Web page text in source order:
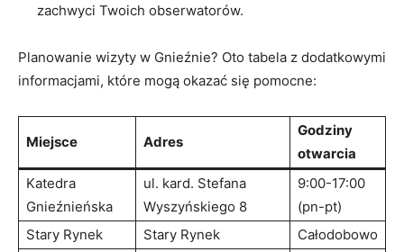
zachwyci Twoich ⁤obserwatorów.
Planowanie wizyty w Gnieźnie? Oto tabela z dodatkowymi
informacjami, które mogą​ okazać się pomocne:
Miejsce Adres
Godziny
otwarcia
Katedra
⁣Gnieźnieńska
ul. kard. Stefana
⁢Wyszyńskiego ⁢8
9:00-17:00
(pn-pt)
Stary Rynek
Stary Rynek
Całodobowo